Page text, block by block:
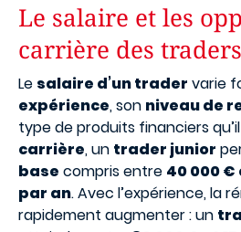
Le salaire et les
carrière des traders
Le salaire d’un trader varie
expérience, son niveau de
type de produits financiers
carrière, un trader junior
base compris entre 40 000 €
par an. Avec l’expérience, la
rapidement augmenter : un